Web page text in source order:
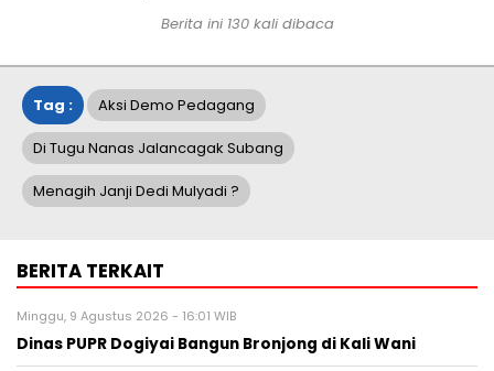
Berita ini 130kali dibaca
Tag : Aksi Demo Pedagang
Di Tugu Nanas Jalancagak Subang
Menagih Janji Dedi Mulyadi ?
BERITA TERKAIT
Minggu, 9 Agustus 2026 - 16:01 WIB
Dinas PUPR Dogiyai Bangun Bronjong di Kali Wani